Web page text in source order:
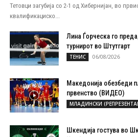
Тетовци загубија со 2-1 од Хибернијан, во
квалификациско...
Лина Ѓорческа го
турнирот во Штутгарт
ТЕНИС 06/08/2026
Македонија обезбеди
првенство (ВИДЕО)
МЛАДИНСКИ
Шкендија гостува во